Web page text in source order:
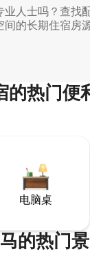
业人士吗？查找
的长期住宿房源
的热门便
电脑桌
的热门